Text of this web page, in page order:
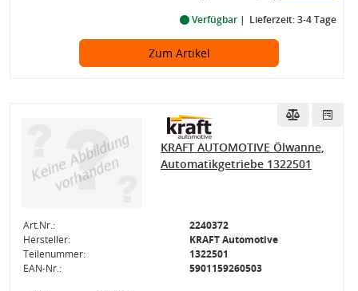
Verfügbar Lieferzeit: 3-4 Tage
Zum Artikel
KRAFT AUTOMOTIVE Ölwanne,
Automatikgetriebe 1322501
Art.Nr.:
2240372
Hersteller:
KRAFT Automotive
Teilenummer:
1322501
EAN-Nr.:
5901159260503